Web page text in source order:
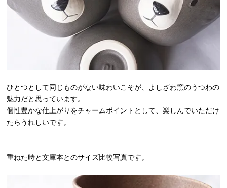
ひとつとして同じものがない味わいこそが、よしざわ窯のうつわの
魅力だと思っています。
個性豊かな仕上がりをチャームポイントとして、楽しんでいただけ
たらうれしいです。
重ねた時と文庫本とのサイズ比較写真です。